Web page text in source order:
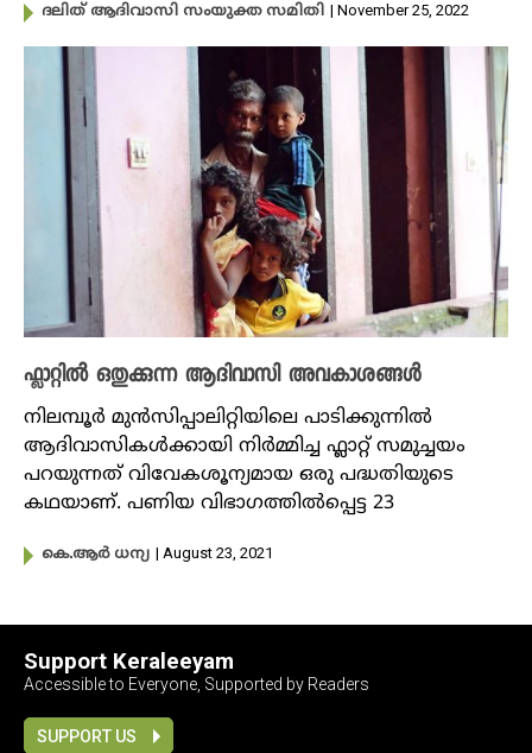
ദലിത് ആദിവാസി സംയുക്ത സമിതി | November 25, 2022
ഫ്ലാറ്റിൽ ഒതുക്കുന്ന ആദിവാസി അവകാശങ്ങൾ
നിലമ്പൂർ മുൻസിപ്പാലിറ്റിയിലെ പാടിക്കുന്നിൽ
ആദിവാസികൾക്കായി നിർമ്മിച്ച ഫ്ലാറ്റ് സമുച്ചയം
പറയുന്നത് വിവേകശൂന്യമായ ഒരു പദ്ധതിയുടെ
കഥയാണ്. പണിയ വിഭാ​ഗത്തിൽപ്പെട്ട 23
കെ.ആര്‍ ധന്യ | August 23, 2021
Support Keraleeyam
Accessible to Everyone, Supported by Readers
SUPPORT US